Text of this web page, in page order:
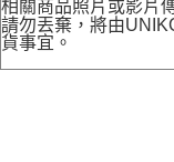
相關商品照片或影片
請勿丟棄，將由
貨事宜。